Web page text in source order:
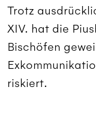
Trotz
XIV. hat die
Bischöfen
riskiert.